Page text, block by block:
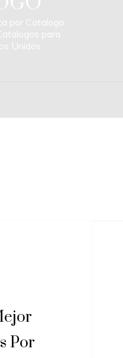
por Catalogo
para
Unidos
Por